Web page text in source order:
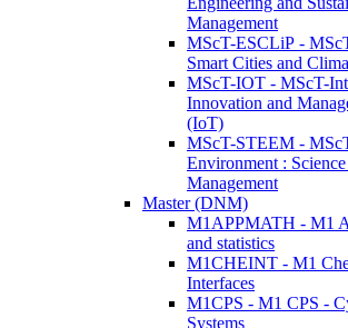
Management
MScT-ESCLiP -
Smart Cities and
MScT-IOT - MScT-
Innovation and
(IoT)
MScT-STEEM -
Environment :
Management
Master (DNM)
M1APPMATH - M1
and statistics
M1CHEINT - M1
Interfaces
M1CPS - M1 CPS -
Systems